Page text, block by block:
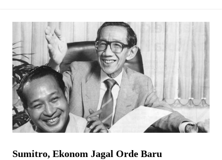
Sumitro, Ekonom Jagal Orde Baru